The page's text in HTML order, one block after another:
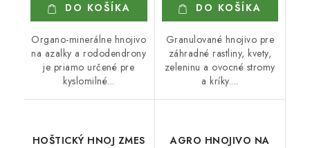
DO KOŠÍKA
Organo-minerálne hnojivo
na azalky a rododendrony
je priamo určené pre
kyslomilné...
DO KOŠÍKA
Granulované hnojivo pre
záhradné rastliny, kvety,
zeleninu a ovocné stromy
a kríky....
HOŠTICKÝ HNOJ ZMES
AGRO HNOJIVO NA